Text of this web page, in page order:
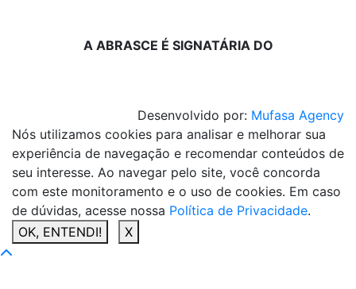
A ABRASCE É SIGNATÁRIA DO
Desenvolvido por: Mufasa Agency
Nós utilizamos cookies para analisar e melhorar sua
experiência de navegação e recomendar conteúdos de
seu interesse. Ao navegar pelo site, você concorda
com este monitoramento e o uso de cookies. Em caso
de dúvidas, acesse nossa Política de Privacidade.
OK, ENTENDI!
X